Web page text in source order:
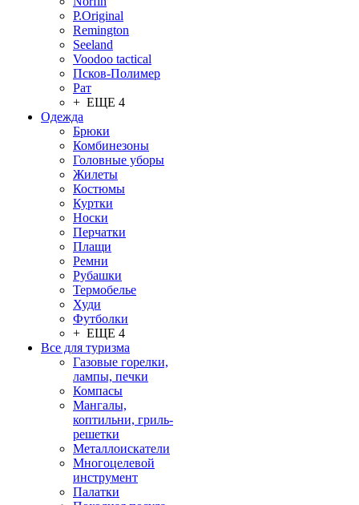
P.Original
Remington
Seeland
Voodoo tactical
Псков-Полимер
Рат
+ ЕЩЕ 4
Одежда
Брюки
Комбинезоны
Головные уборы
Жилеты
Костюмы
Куртки
Носки
Перчатки
Плащи
Ремни
Рубашки
Термобелье
Худи
Футболки
+ ЕЩЕ 4
Все для туризма
Газовые горелки,
лампы, печки
Компасы
Мангалы,
коптильни, гриль-
решетки
Металлоискатели
Многоцелевой
инструмент
Палатки